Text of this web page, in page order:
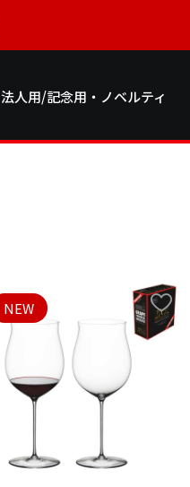
法人用/記念用・ノベルティ
NEW